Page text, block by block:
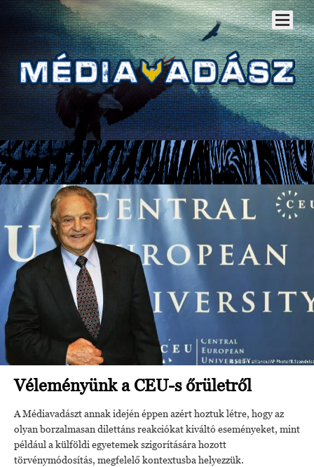
Véleményünk a CEU-s őrületről
A Médiavadászt annak idején éppen azért hoztuk létre, hogy az
olyan borzalmasan dilettáns reakciókat kiváltó eseményeket, mint
például a külföldi egyetemek szigorítására hozott
törvénymódosítás, megfelelő kontextusba helyezzük.